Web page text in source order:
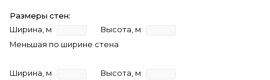
Размеры стен:
Ширина, м
Высота, м
Меньшая по ширине стена
Ширина, м
Высота, м